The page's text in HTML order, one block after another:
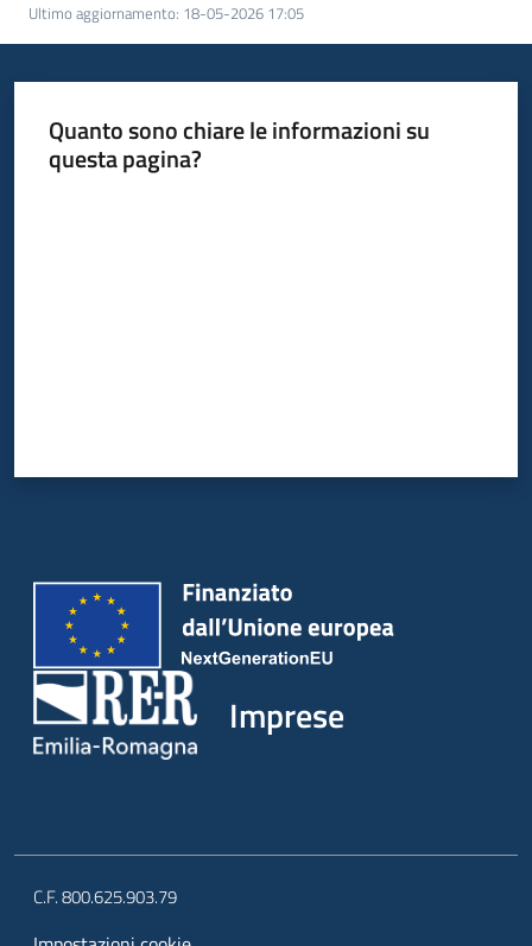
Ultimo aggiornamento: 18-05-2026 17:05
Quanto sono chiare le informazioni su
questa pagina?
Imprese
C.F. 800.625.903.79